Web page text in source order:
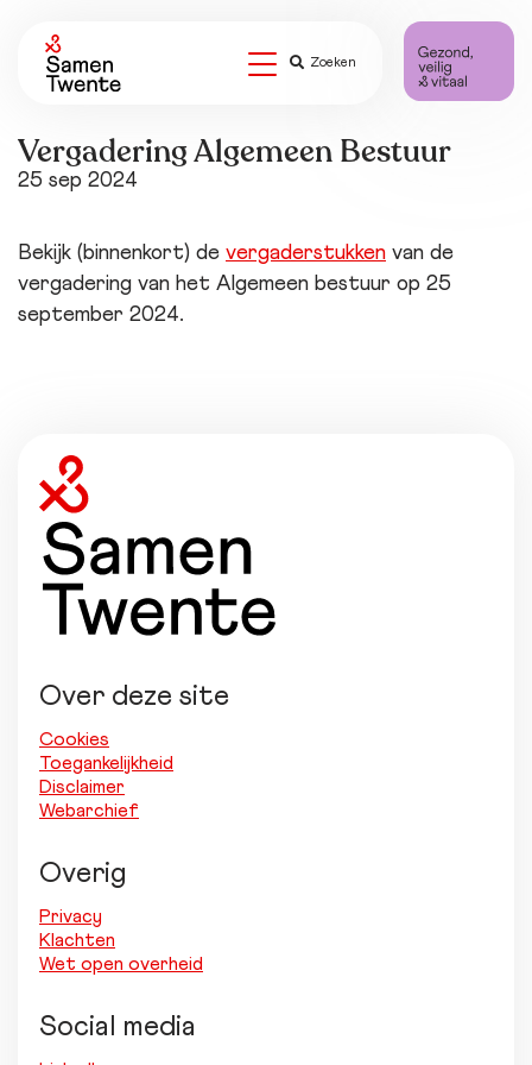
Zoeken
Vergadering Algemeen Bestuur
25 sep 2024
Bekijk (binnenkort) de vergaderstukken van de
vergadering van het Algemeen bestuur op 25
september 2024.
Over deze site
Cookies
Toegankelijkheid
Disclaimer
Webarchief
Overig
Privacy
Klachten
Wet open overheid
Social media